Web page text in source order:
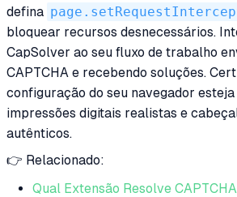
defina
bloquear recursos desnecessários.
CapSolver ao seu fluxo de trabalho
CAPTCHA e recebendo soluções.
configuração do seu navegador
impressões digitais realistas e
autênticos.
👉 Relacionado:
Qual Extensão Resolve